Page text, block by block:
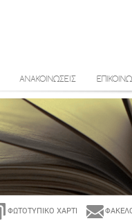
ΑΝΑΚΟΙΝΩΣΕΙΣ
ΦΩΤΟΤΥΠΙΚΌ ΧΑΡΤΊ